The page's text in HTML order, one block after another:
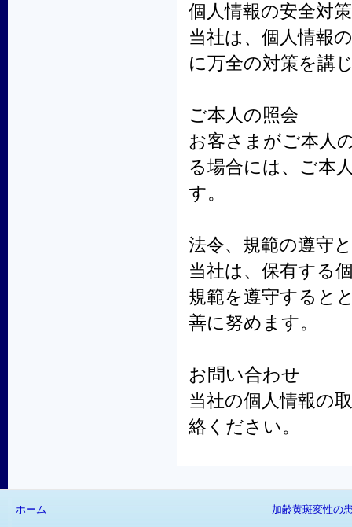
個人情報の安全対策
当社は、個人情報
に万全の対策を講
ご本人の照会
お客さまがご本人
る場合には、ご本
す。
法令、規範の遵守
当社は、保有する
規範を遵守すると
善に努めます。
お問い合わせ
当社の個人情報の
絡ください。
ホーム
加齢黄斑変性の